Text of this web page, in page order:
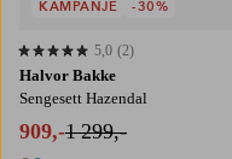
Halvor Bakke
Sengesett Hazendal
909,-1 299,-
5,0 basert på 2 karaktergivninger
5,0 (2)
KAMPANJE -30%